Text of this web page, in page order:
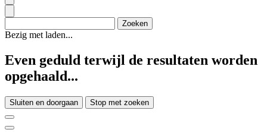
Bezig met laden...
Even geduld terwijl de resultaten worden
opgehaald...
Sluiten en doorgaan Stop met zoeken